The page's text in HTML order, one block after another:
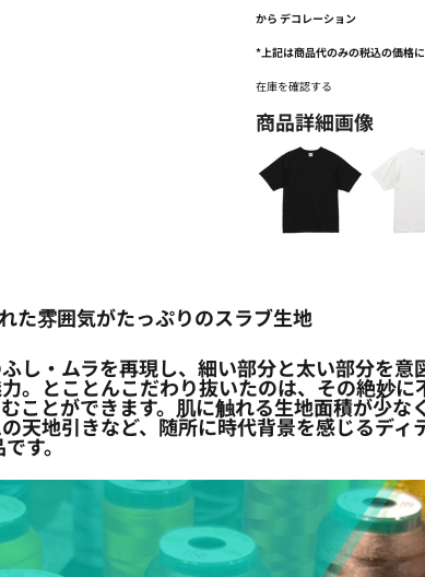
から デコレーション
*上記は商品代のみの税込の価格
在庫を確認する
商品詳細画像
雰囲気がたっぷりのスラブ生地
し・ムラを再現し、細い部分と太い部分を意
。とことんこだわり抜いたのは、その絶妙
ことができます。肌に触れる生地面積が少
天地引きなど、随所に時代背景を感じるディ
す。